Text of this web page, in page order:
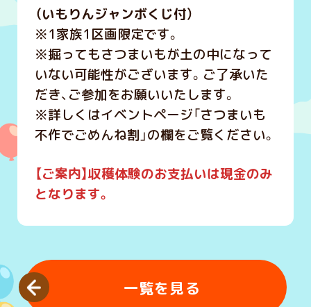
（いもりんジャンボくじ付）
※1家族1区画限定です。
※掘ってもさつまいもが土の中になって
いない可能性がございます。ご了承いた
だき、ご参加をお願いいたします。
※詳しくはイベントページ「さつまいも
不作でごめんね割」の欄をご覧ください。
【ご案内】収穫体験のお支払いは現金のみ
となります。
一覧を見る